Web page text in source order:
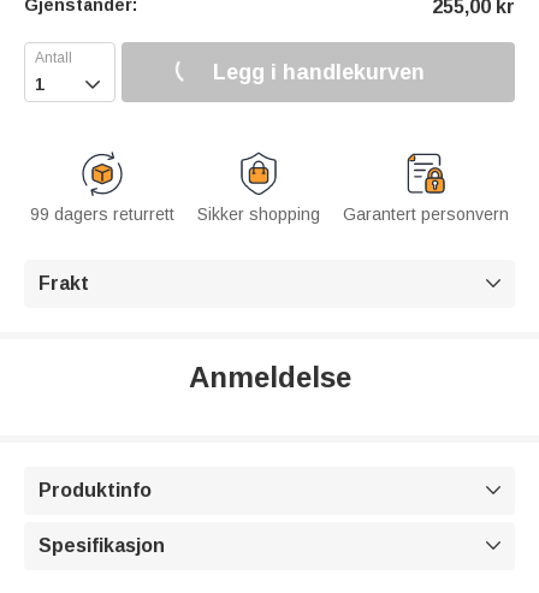
Gjenstander: 255,00 kr
 Legg i handlekurven
99 dagers returrett Sikker shopping Garantert personvern
Frakt 
Anmeldelse
Produktinfo 
Spesifikasjon 